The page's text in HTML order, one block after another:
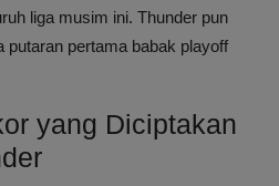
liga musim ini. Thunder pun
putaran pertama babak playoff
yang Diciptakan